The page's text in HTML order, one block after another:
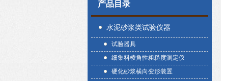
产品目录
水泥砂浆类试验仪器
试验器具
细集料棱角性粗糙度测定仪
硬化砂浆横向变形装置